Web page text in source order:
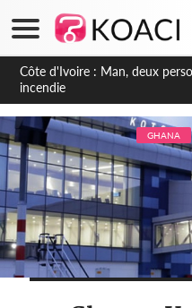
Côte d'Ivoire : Séileu, la
transformée en vaste
dépigmentants dangereux
GHANA